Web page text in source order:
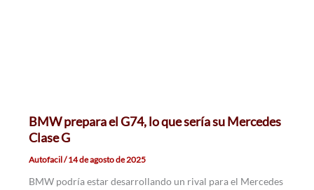
BMW prepara el G74, lo que sería su Mercedes
Clase G
Autofacil/14 de agosto de 2025
BMW podría estar desarrollando un rival para el Mercedes